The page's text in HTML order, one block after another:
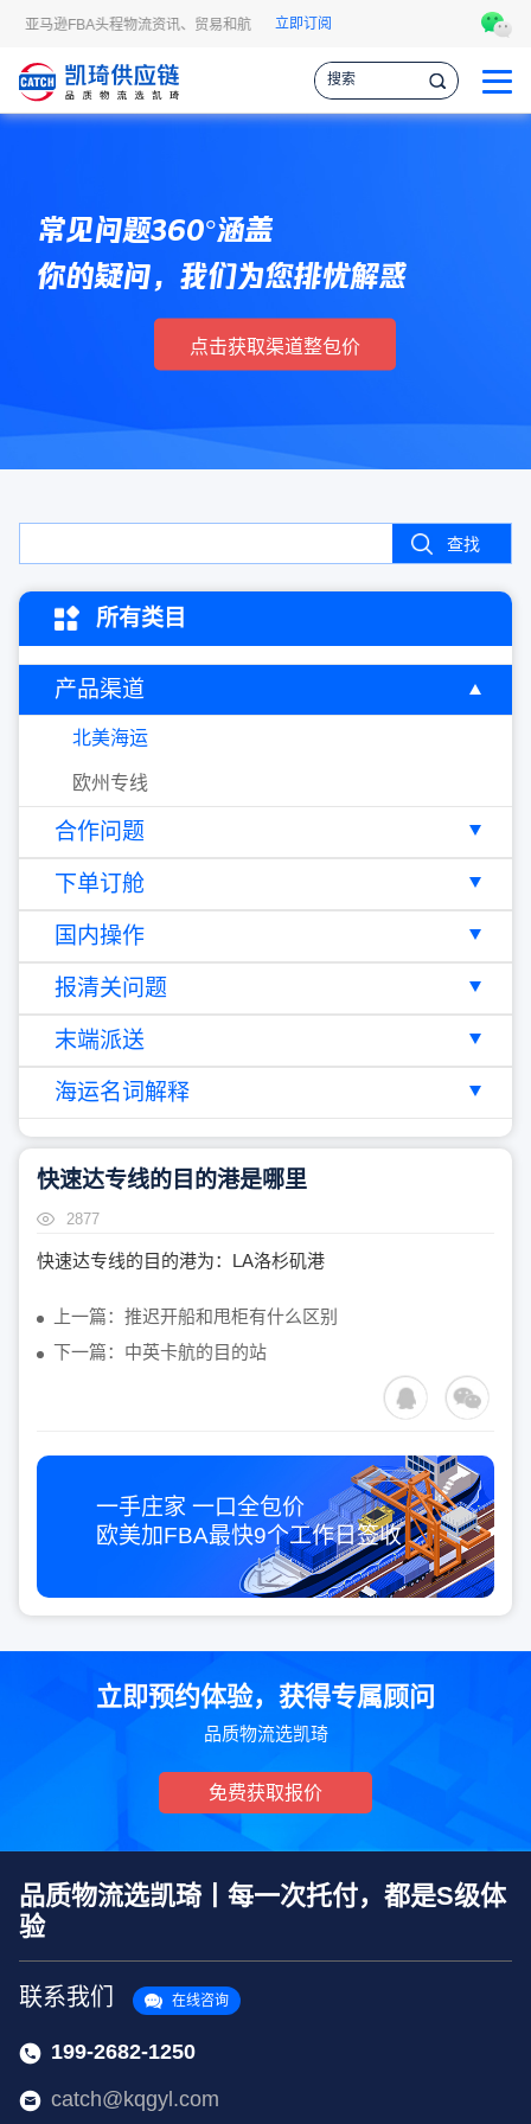
亚马逊FBA头程物流资讯、贸易和航运市场的趋势和最新事件，让您掌握各种情
立即订阅
常见问题360°涵盖
你的疑问，我们为您排忧解惑
点击获取渠道整包价
查找
所有类目
产品渠道
北美海运
欧州专线
合作问题
下单订舱
国内操作
报清关问题
末端派送
海运名词解释
快速达专线的目的港是哪里
2877
快速达专线的目的港为：LA洛杉矶港
上一篇：推迟开船和甩柜有什么区别
下一篇：中英卡航的目的站
一手庄家 一口全包价
欧美加FBA最快9个工作日签收
立即预约体验，获得专属顾问
品质物流选凯琦
免费获取报价
品质物流选凯琦丨每一次托付，都是S级体
验
联系我们 在线咨询
199-2682-1250
catch@kqgyl.com